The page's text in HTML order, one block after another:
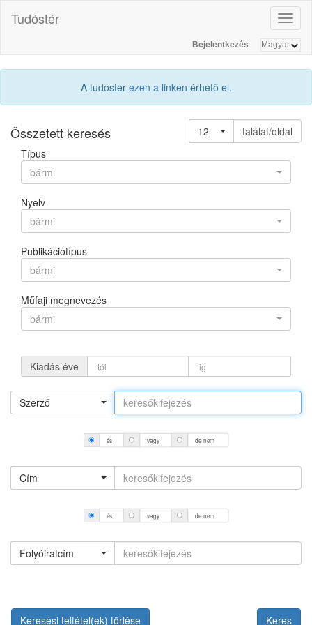
Tudóstér
Bejelentkezés
A tudóstér ezen a linken érhető el.
Összetett keresés 12
találat/oldal
Típus
bármi
Nyelv
bármi
Publikációtípus
bármi
Műfaji megnevezés
bármi
Kiadás éve
Szerző
és vagy de nem
Cím
és vagy de nem
Folyóiratcím
Keresési feltétel(ek) törlése